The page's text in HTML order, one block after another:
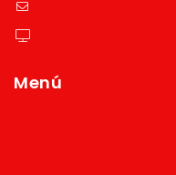
Menú